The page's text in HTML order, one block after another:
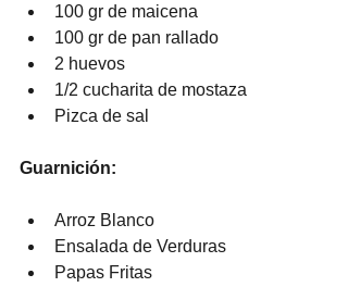
100 gr de maicena
100 gr de pan rallado
2 huevos
1/2 cucharita de mostaza
Pizca de sal
Guarnición:
Arroz Blanco
Ensalada de Verduras
Papas Fritas